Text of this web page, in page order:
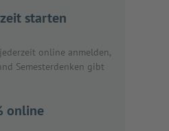
starten
online anmelden,
Semesterdenken gibt
online